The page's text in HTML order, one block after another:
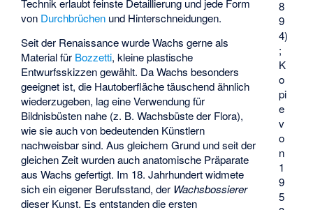
8
9
4)
;
K
o
pi
e
v
o
n
1
9
5
Technik erlaubt feinste Detaillierung und jede Form
von Durchbrüchen und Hinterschneidungen.
Seit der Renaissance wurde Wachs gerne als
Material für Bozzetti, kleine plastische
Entwurfsskizzen gewählt. Da Wachs besonders
geeignet ist, die Hautoberfläche täuschend ähnlich
wiederzugeben, lag eine Verwendung für
Bildnisbüsten nahe (z. B.Wachsbüste der Flora),
wie sie auch von bedeutenden Künstlern
nachweisbar sind. Aus gleichem Grund und seit der
gleichen Zeit wurden auch anatomische Präparate
aus Wachs gefertigt. Im 18. Jahrhundert widmete
sich ein eigener Berufsstand, der Wachsbossierer
dieser Kunst. Es entstanden die ersten